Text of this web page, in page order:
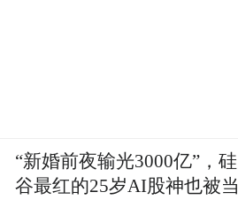
“新婚前夜输光3000亿”，硅
谷最红的25岁AI股神也被当